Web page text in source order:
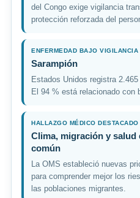
del Congo exige vigilancia
protección reforzada del
ENFERMEDAD BAJO VIGILANCIA
Sarampión
Estados Unidos registra
El 94 % está relacionado con
HALLAZGO MÉDICO DESTACADO
Clima, migración y salud
común
La OMS estableció nuevas
para comprender mejor los
las poblaciones migrantes.